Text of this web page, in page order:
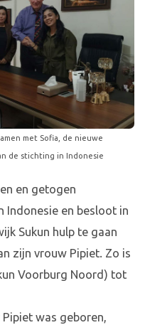
met Sofia, de nieuwe
de stichting in Indonesie
en getogen
Indonesie en besloot in
Sukun hulp te gaan
zijn vrouw Pipiet. Zo is
Voorburg Noord) tot
was geboren,